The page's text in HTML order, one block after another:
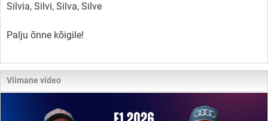
Silvia, Silvi, Silva, Silve
Palju õnne kõigile!
Viimane video